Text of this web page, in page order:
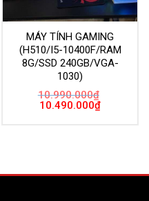
MÁY TÍNH GAMING
(H510/I5-10400F/RAM
8G/SSD 240GB/VGA-
1030)
10.990.000₫
Giá
10.490.000₫Giá